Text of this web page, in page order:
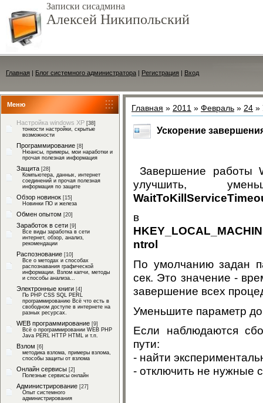
Записки сисадмина
Алексей Никипольский
Главная | Блог системного администратора | Регистрация | Вход
Меню
Настройка windows XP [38]
тонкости настройки, скрытые
возможности
Программирование [8]
Нюансы, примеры, мои наработки и
прочая полезная информация
Защита [28]
Компьютера, данных, интернет
соединений и прочая полезная
информация по защите
Обзор новинок [15]
Новинки ПО и железа
Обмен опытом [20]
Заработок в сети [9]
Все виды заработка в сети
интернет, обзор, анализ,
рекомендации
Распознование [10]
Все о методах и способах
распознавания графической
информации. Взлом капчи, методы
и способы анализа...
Электронные книги [4]
По PHP CSS SQL PERL
программированию Всё что есть в
свободном доступе в интернете на
разных ресурсах.
WEB программирование [9]
Всё о программировании WEB PHP
Java PERL HTTP HTML и т.п.
Взлом [6]
методика взлома, примеры взлома,
способы защиты от взлома
Онлайн сервисы [2]
Полезные сервисы онлайн
Администрирование [27]
Опыт системного
администрирования
Главная » 2011 » Февраль » 24 »
Ускорение
Завершение работы
ntrol
По умолчанию задан
сек. Это значение -
завершение всех
Уменьшите параметр
Если наблюдаются
пути:
- найти
- отключить не нужные